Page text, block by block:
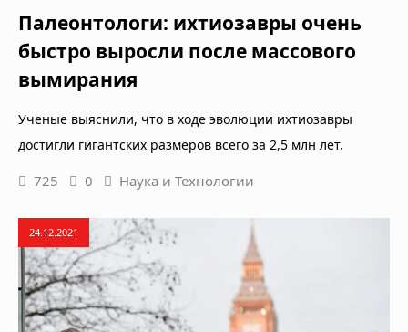
Палеонтологи: ихтиозавры очень
быстро выросли после массового
вымирания
Ученые выяснили, что в ходе эволюции ихтиозавры
достигли гигантских размеров всего за 2,5 млн лет.
725 0 Наука и Технологии
24.12.2021